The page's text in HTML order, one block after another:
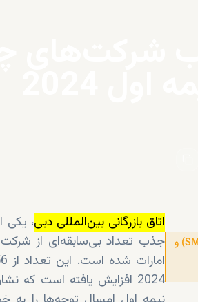
شرکت‌های کوچک و متوسط (SME) و
اتاق بازرگانی بین‌المللی دبی، یکی